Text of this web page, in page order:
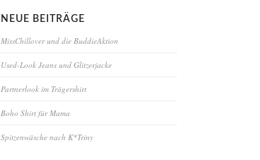
NEUE BEITRÄGE
MissChillover und die BuddieAktion
Used-Look Jeans und Glitzerjacke
Partnerlook im Trägershirt
Boho Shirt für Mama
Spitzenwäsche nach K*Triny